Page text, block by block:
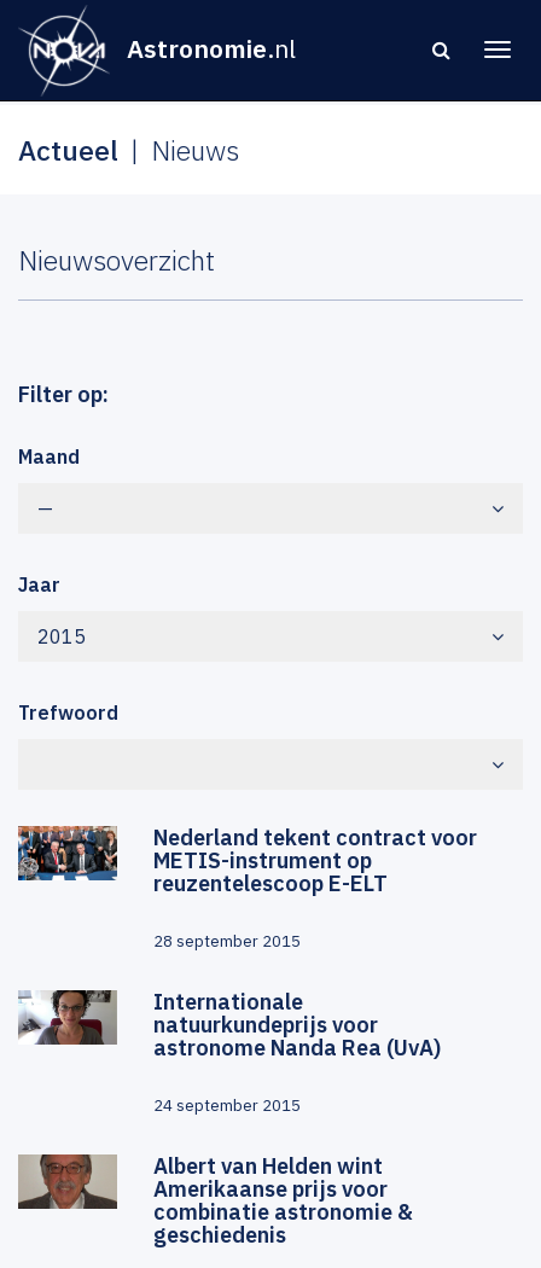
Astronomie.nl
Actueel Nieuws
Nieuwsoverzicht
Filter op:
Maand
—
Jaar
2015
Trefwoord
Nederland tekent contract voor
METIS-instrument op
reuzentelescoop E-ELT
28 september 2015
Internationale
natuurkundeprijs voor
astronome Nanda Rea (UvA)
24 september 2015
Albert van Helden wint
Amerikaanse prijs voor
combinatie astronomie &
geschiedenis